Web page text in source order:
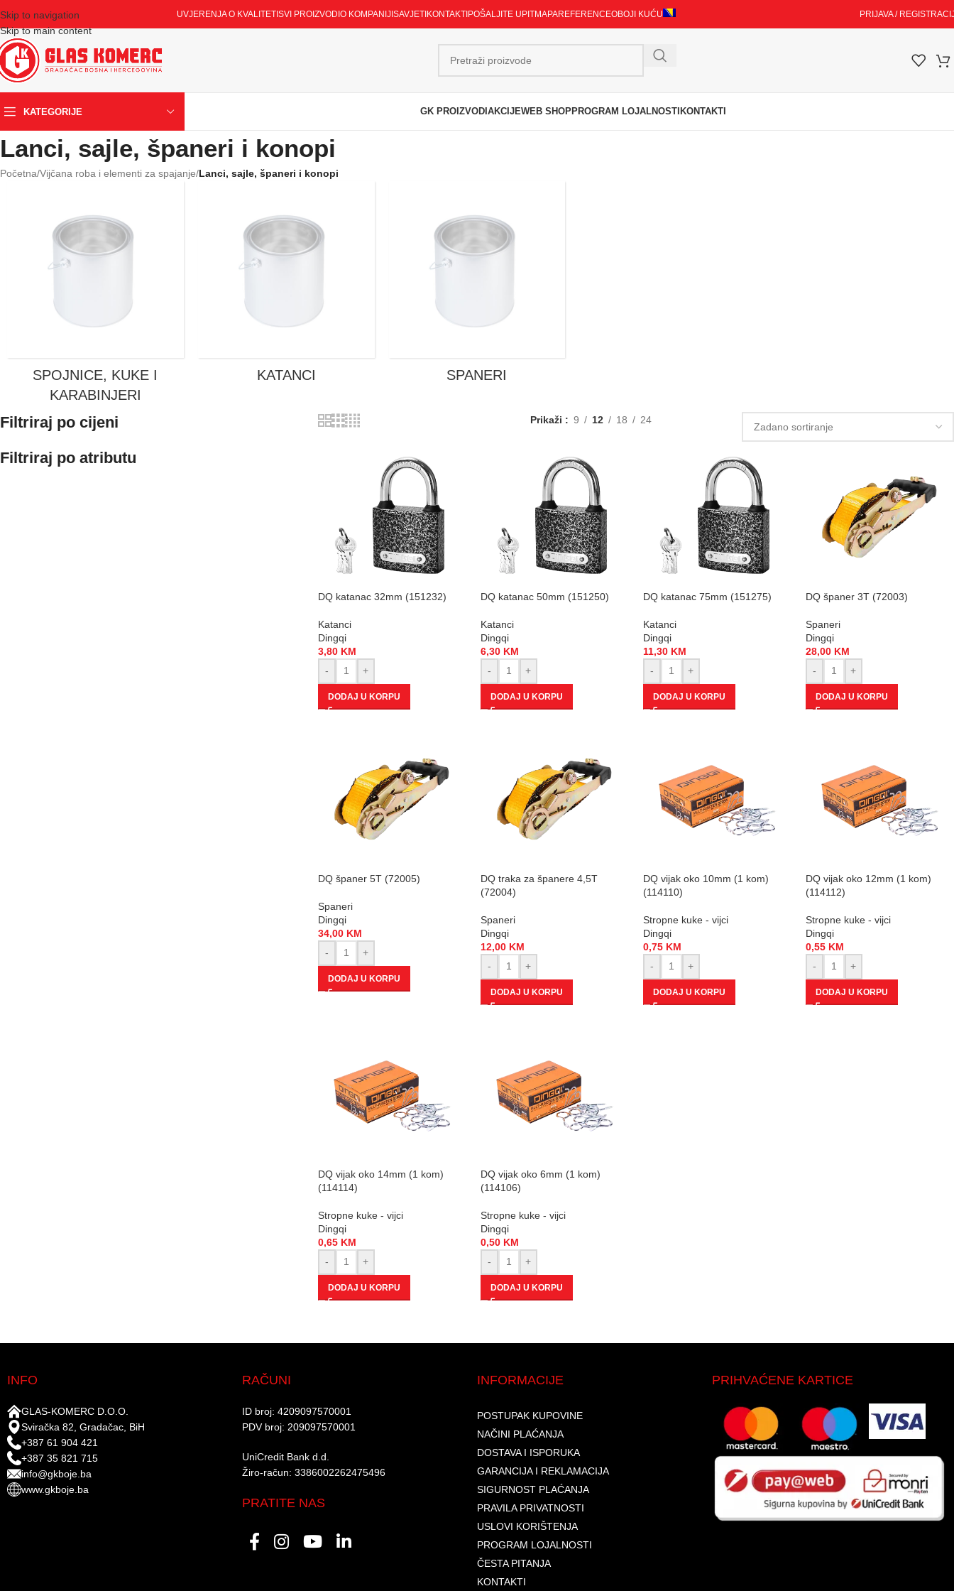
Skip to navigation
Skip to main content
UVJERENJA O KVALITETI SVI PROIZVODI O KOMPANIJI SAVJETI KONTAKTI POŠALJITE UPITMAPAREFERENCEOBOJI KUĆU PRIJAVA /
KATEGORIJE GK PROIZVODI AKCIJEWEB SHOPPROGRAM LOJALNOSTI KONTAKTI
Lanci, sajle, španeri i konopi
Početna/Vijčana roba i elementi za spajanje/Lanci, sajle, španeri i konopi
SPOJNICE, KUKE I
KARABINJERI
KATANCI SPANERI
Filtriraj po cijeni
Filtriraj po atributu
Prikaži 9 12 18 24
DQ katanac 32mm (151232)
Katanci
Dingqi
3,80 KM
-
+
DODAJ U KORPU
DQ katanac 50mm (151250)
Katanci
Dingqi
6,30 KM
-
+
DODAJ U KORPU
DQ katanac 75mm (151275)
Katanci
Dingqi
11,30 KM
-
+
DODAJ U KORPU
DQ španer 3T (72003)
Spaneri
Dingqi
28,00 KM
-
+
DODAJ U KORPU
DQ španer 5T (72005)
Spaneri
Dingqi
34,00 KM
-
+
DODAJ U KORPU
DQ traka za španere 4,5T
(72004)
Spaneri
Dingqi
12,00 KM
-
+
DODAJ U KORPU
DQ vijak oko 10mm (1 kom)
(114110)
Stropne kuke - vijci
Dingqi
0,75 KM
-
+
DODAJ U KORPU
DQ vijak oko 12mm (1 kom)
(114112)
Stropne kuke - vijci
Dingqi
0,55 KM
-
+
DODAJ U KORPU
DQ vijak oko 14mm (1 kom)
(114114)
Stropne kuke - vijci
Dingqi
0,65 KM
-
+
DODAJ U KORPU
DQ vijak oko 6mm (1 kom)
(114106)
Stropne kuke - vijci
Dingqi
0,50 KM
-
+
DODAJ U KORPU
INFO
GLAS-KOMERC D.O.O.
Sviračka 82, Gradačac, BiH
+387 61 904 421
+387 35 821 715
info@gkboje.ba
www.gkboje.ba
RAČUNI
ID broj: 4209097570001​
PDV broj: 209097570001 ​
UniCredit Bank d.d.​
Žiro-račun: 3386002262475496​​
PRATITE NAS
INFORMACIJE
POSTUPAK KUPOVINE
NAČINI PLAĆANJA
DOSTAVA I ISPORUKA
GARANCIJA I REKLAMACIJA
SIGURNOST PLAĆANJA
PRAVILA PRIVATNOSTI
USLOVI KORIŠTENJA
PROGRAM LOJALNOSTI
ČESTA PITANJA
KONTAKTI
PRIHVAĆENE KARTICE